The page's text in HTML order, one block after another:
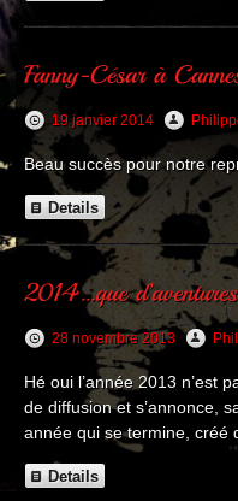
19 janvier 2014
Beau succès pour notre
Details
28 novembre 2013
Hé oui l’année 2013 n’est
de diffusion et s’annonce,
année qui se termine, créé
Details